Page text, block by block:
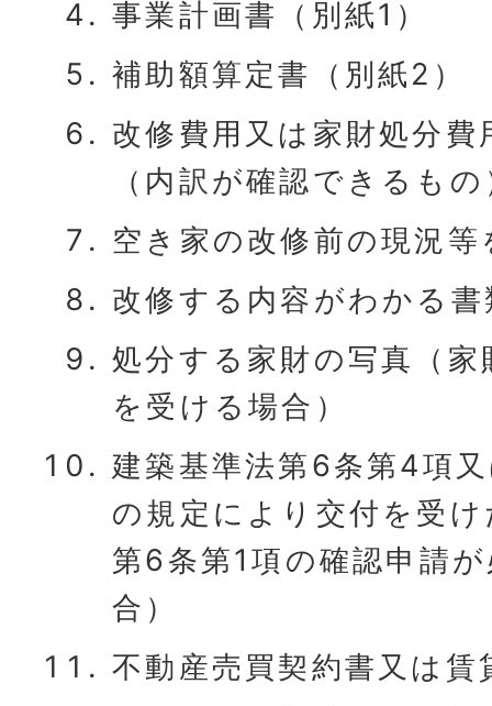
事業計画書（別紙1）
補助額算定書（別紙2）
改修費用又は家財処分
（内訳が確認できるも
空き家の改修前の現況
改修する内容がわかる
処分する家財の写真（
を受ける場合）
建築基準法第6条第4項
の規定により交付を受
第6条第1項の確認申請
合）
不動産売買契約書又は